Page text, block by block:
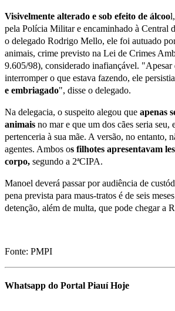
Visivelmente alterado e sob efeito de álcoo
pela Polícia Militar e encaminhado à Central
o delegado Rodrigo Mello, ele foi autuado
animais, crime previsto na Lei de Crimes
9.605/98), considerado inafiançável. "Apesar
interromper o que estava fazendo, ele
e embriagado", disse o delegado.
Na delegacia, o suspeito alegou que apenas
animais no mar e que um dos cães seria seu,
pertenceria à sua mãe. A versão, no entanto,
agentes. Ambos os filhotes apresentavam
corpo, segundo a 2ªCIPA.
Manoel deverá passar por audiência de
pena prevista para maus-tratos é de seis
detenção, além de multa, que pode chegar a
Fonte: PMPI
Whatsapp do Portal Piauí Hoje